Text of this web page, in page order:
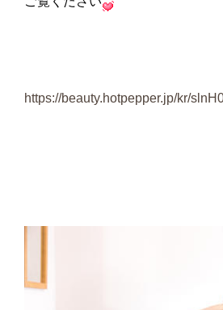
https://beauty.hotpepper.jp/kr/